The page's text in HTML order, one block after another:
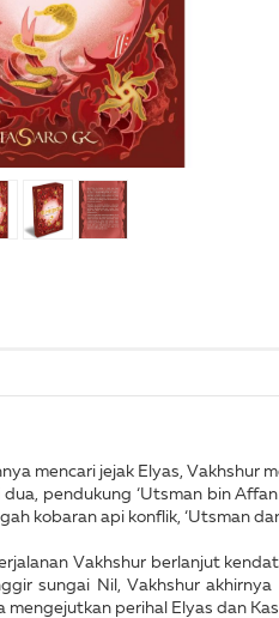
mencari jejak Elyas, Vakhshur
pendukung ‘Utsman bin
kobaran api konflik, ‘Utsman
Vakhshur berlanjut
sungai Nil, Vakhshur
mengejutkan perihal Elyas dan